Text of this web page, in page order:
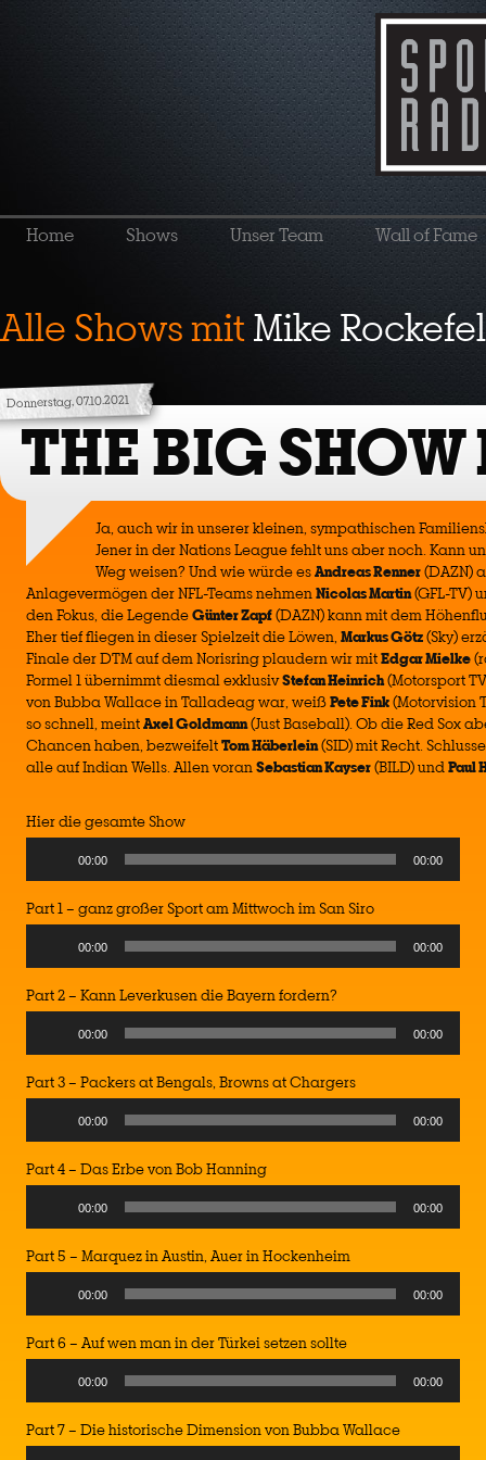
Home Shows Unser Team Wall of Fame
Alle Shows mitMike
Donnerstag, 07.10.2021
THE BIG
Ja, auch wir in unserer kleinen, sympathischen
Jener in der Nations League fehlt uns aber noch. Kann
Weg weisen? Und wie würde esAndreas Renner(DAZN)
Anlagevermögen der NFL-Teams nehmenNicolas Martin(GFL-TV)
den Fokus, die LegendeGünter Zapf(DAZN) kann mit dem
Eher tief fliegen in dieser Spielzeit die Löwen, Markus Götz(Sky)
Finale der DTM auf dem Norisring plaudern wir mitEdgar Mielke
Formel 1 übernimmt diesmal exklusivStefan Heinrich(Motorsport
von Bubba Wallace in Talladeag war, weißPete Fink(Motorvision
so schnell, meintAxel Goldmann(Just Baseball). Ob die Red Sox
Chancen haben, bezweifeltTom Häberlein(SID) mit Recht.
alle auf Indian Wells. Allen voranSebastian Kayser(BILD) undPaul
Hier die gesamte Show
Player
00:00 00:00
Part 1 – ganz großer Sport am Mittwoch im San Siro
Player
00:00 00:00
Part 2 – Kann Leverkusen die Bayern fordern?
Player
00:00 00:00
Part 3 – Packers at Bengals, Browns at Chargers
Player
00:00 00:00
Part 4 – Das Erbe von Bob Hanning
Player
00:00 00:00
Part 5 – Marquez in Austin, Auer in Hockenheim
Player
00:00 00:00
Part 6 – Auf wen man in der Türkei setzen sollte
Player
00:00 00:00
Part 7 – Die historische Dimension von Bubba Wallace